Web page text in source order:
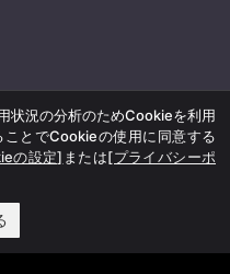
状況の分析のためCookieを利用
とでCookieの使用に同意する
の設定] または[プライバシーポ